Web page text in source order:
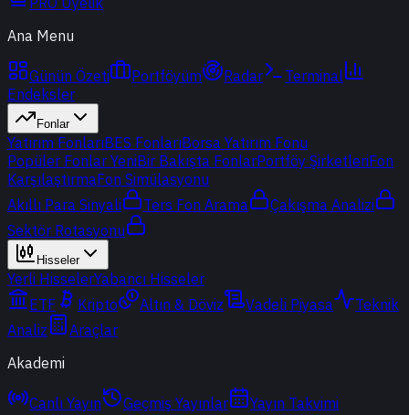
Ana Menu
Günün Özeti Portföyüm Radar
Terminal
Endeksler
Fonlar
Yatırım FonlarıBES FonlarıBorsa Yatırım Fonu
Popüler Fonlar YeniBir Bakışta FonlarPortföy ŞirketleriFon
KarşılaştırmaFon Simülasyonu
Akıllı Para Sinyali
Ters Fon Arama
Çakışma Analizi
Sektör Rotasyonu
Hisseler
Yerli HisselerYabancı Hisseler
ETF
Kripto Altın & Döviz Vadeli Piyasa
Teknik
Analiz
Araçlar
Akademi
Canlı Yayın Geçmiş Yayınlar
Yayın Takvimi